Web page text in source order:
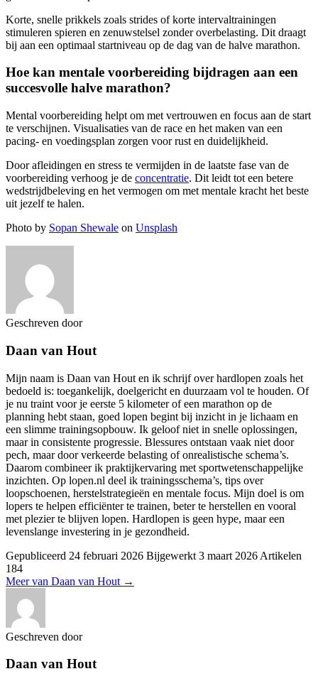
Korte, snelle prikkels zoals strides of korte intervaltrainingen
stimuleren spieren en zenuwstelsel zonder overbelasting. Dit draagt
bij aan een optimaal startniveau op de dag van de halve marathon.
Hoe kan mentale voorbereiding bijdragen aan een
succesvolle halve marathon?
Mental voorbereiding helpt om met vertrouwen en focus aan de start
te verschijnen. Visualisaties van de race en het maken van een
pacing- en voedingsplan zorgen voor rust en duidelijkheid.
Door afleidingen en stress te vermijden in de laatste fase van de
voorbereiding verhoog je de concentratie. Dit leidt tot een betere
wedstrijdbeleving en het vermogen om met mentale kracht het beste
uit jezelf te halen.
Photo by Sopan Shewale on Unsplash
Geschreven door
Daan van Hout
Mijn naam is Daan van Hout en ik schrijf over hardlopen zoals het
bedoeld is: toegankelijk, doelgericht en duurzaam vol te houden. Of
je nu traint voor je eerste 5 kilometer of een marathon op de
planning hebt staan, goed lopen begint bij inzicht in je lichaam en
een slimme trainingsopbouw. Ik geloof niet in snelle oplossingen,
maar in consistente progressie. Blessures ontstaan vaak niet door
pech, maar door verkeerde belasting of onrealistische schema’s.
Daarom combineer ik praktijkervaring met sportwetenschappelijke
inzichten. Op lopen.nl deel ik trainingsschema’s, tips over
loopschoenen, herstelstrategieën en mentale focus. Mijn doel is om
lopers te helpen efficiënter te trainen, beter te herstellen en vooral
met plezier te blijven lopen. Hardlopen is geen hype, maar een
levenslange investering in je gezondheid.
Gepubliceerd 24 februari 2026 Bijgewerkt 3 maart 2026 Artikelen
184
Meer van Daan van Hout →
Geschreven door
Daan van Hout